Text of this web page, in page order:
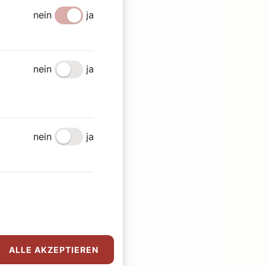
nein
ja
nein ja
nein
ja
ALLE AKZEPTIEREN